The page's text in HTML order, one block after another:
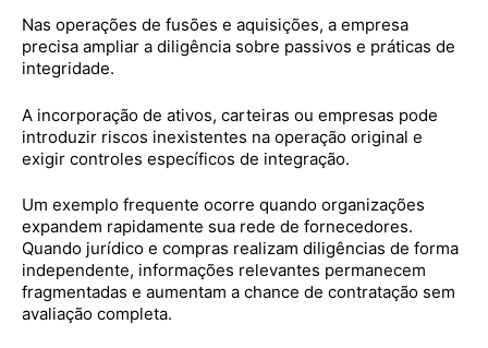
Nas operações de fusões e aquisições, a empresa
precisa ampliar a diligência sobre passivos e práticas de
integridade.
A incorporação de ativos, carteiras ou empresas pode
introduzir riscos inexistentes na operação original e
exigir controles específicos de integração.
Um exemplo frequente ocorre quando organizações
expandem rapidamente sua rede de fornecedores.
Quando jurídico e compras realizam diligências de forma
independente, informações relevantes permanecem
fragmentadas e aumentam a chance de contratação sem
avaliação completa.